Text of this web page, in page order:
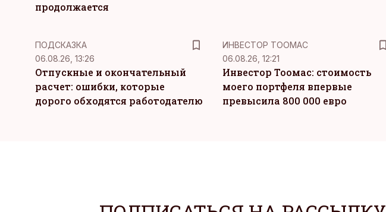
продолжается
ПОДСКАЗКА
06.08.26, 13:26
Отпускные и окончательный
расчет: ошибки, которые
дорого обходятся работодателю
ИНВЕСТОР ТООМАС
06.08.26, 12:21
Инвестор Тоомас: стоимость
моего портфеля впервые
превысила 800 000 евро